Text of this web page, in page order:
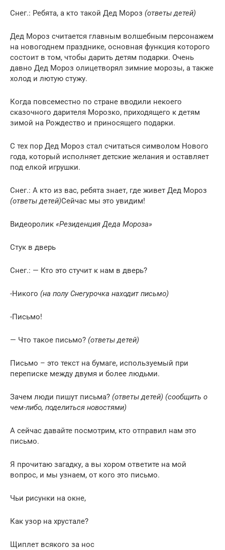
Снег.: Ребята, а кто такой Дед Мороз (ответы детей)
Дед Мороз считается главным волшебным персонажем
на новогоднем празднике, основная функция которого
состоит в том, чтобы дарить детям подарки. Очень
давно Дед Мороз олицетворял зимние морозы, а также
холод и лютую стужу.
Когда повсеместно по стране вводили некоего
сказочного дарителя Морозко, приходящего к детям
зимой на Рождество и приносящего подарки.
С тех пор Дед Мороз стал считаться символом Нового
года, который исполняет детские желания и оставляет
под елкой игрушки.
Снег.: А кто из вас, ребята знает, где живет Дед Мороз
(ответы детей)Сейчас мы это увидим!
Видеоролик «Резиденция Деда Мороза»
Стук в дверь
Снег.: — Кто это стучит к нам в дверь?
-Никого (на полу Снегурочка находит письмо)
-Письмо!
— Что такое письмо? (ответы детей)
Письмо – это текст на бумаге, используемый при
переписке между двумя и более людьми.
Зачем люди пишут письма? (ответы детей) (сообщить о
чем-либо, поделиться новостями)
А сейчас давайте посмотрим, кто отправил нам это
письмо.
Я прочитаю загадку, а вы хором ответите на мой
вопрос, и мы узнаем, от кого это письмо.
Чьи рисунки на окне,
Как узор на хрустале?
Щиплет всякого за нос